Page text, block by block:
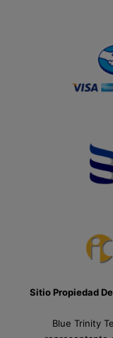
Sitio Propiedad
Blue Trinity